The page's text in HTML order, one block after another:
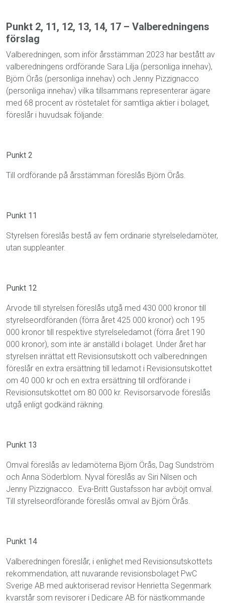
Punkt 2, 11, 12, 13, 14, 17 – Valberedningens
förslag
Valberedningen, som inför årsstämman 2023 har bestått av
valberedningens ordförande Sara Lilja (personliga innehav),
Björn Örås (personliga innehav) och Jenny Pizzignacco
(personliga innehav) vilka tillsammans representerar ägare
med 68 procent av röstetalet för samtliga aktier i bolaget,
föreslår i huvudsak följande:
Punkt 2
Till ordförande på årsstämman föreslås Björn Örås.
Punkt 11
Styrelsen föreslås bestå av fem ordinarie styrelseledamöter,
utan suppleanter.
Punkt 12
Arvode till styrelsen föreslås utgå med 430 000 kronor till
styrelseordföranden (förra året 425 000 kronor) och 195
000 kronor till respektive styrelseledamot (förra året 190
000 kronor), som inte är anställd i bolaget. Under året har
styrelsen inrättat ett Revisionsutskott och valberedningen
föreslår en extra ersättning till ledamot i Revisionsutskottet
om 40 000 kr och en extra ersättning till ordförande i
Revisionsutskottet om 80 000 kr. Revisorsarvode föreslås
utgå enligt godkänd räkning.
Punkt 13
Omval föreslås av ledamöterna Björn Örås, Dag Sundström
och Anna Söderblom. Nyval föreslås av Siri Nilsen och
Jenny Pizzignacco. Eva-Britt Gustafsson har avböjt omval.
Till styrelseordförande föreslås omval av Björn Örås.
Punkt 14
Valberedningen föreslår, i enlighet med Revisionsutskottets
rekommendation, att nuvarande revisionsbolaget PwC
Sverige AB med auktoriserad revisor Henrietta Segenmark
kvarstår som revisorer i Dedicare AB för nästkommande